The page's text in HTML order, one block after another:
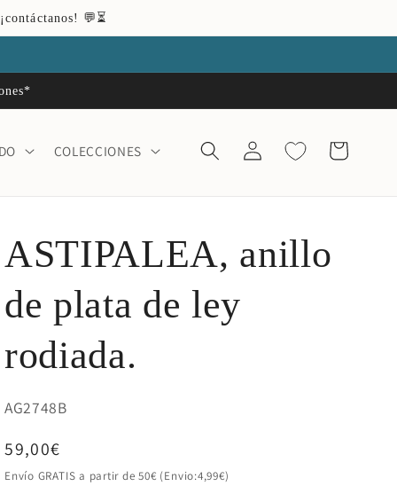
💬⏳
COLECCIONES
Iniciar
sesión
Carrito
ASTIPALEA, anillo
de plata de ley
rodiada.
SKU:
AG2748B
Precio
habitual
59,00€
Envío GRATIS a partir de 50€ (Envio:4,99€)